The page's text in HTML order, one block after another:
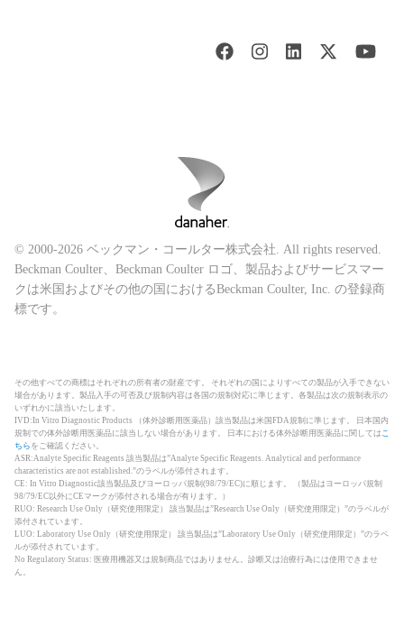
© 2000-2026 ベックマン・コールター株式会社. All rights reserved.
Beckman Coulter、Beckman Coulter ロゴ、製品およびサービスマー
クは米国およびその他の国におけるBeckman Coulter, Inc. の登録商
標です。
その他すべての商標はそれぞれの所有者の財産です。 それぞれの国によりすべての製品が入手できない
場合があります。製品入手の可否及び規制内容は各国の規制対応に準じます。各製品は次の規制表示の
いずれかに該当いたします。
IVD:In Vitro Diagnostic Products （体外診断用医薬品）該当製品は米国FDA規制に準じます。 日本国内
規制での体外診断用医薬品に該当しない場合があります。 日本における体外診断用医薬品に関しては こ
ちら をご確認ください。
ASR:Analyte Specific Reagents 該当製品は”Analyte Specific Reagents. Analytical and performance
characteristics are not established.”のラベルが添付されます。
CE: In Vitro Diagnostic該当製品及びヨーロッパ規制(98/79/EC)に順じます。 （製品はヨーロッパ規制
98/79/EC以外にCEマークが添付される場合が有ります。）
RUO: Research Use Only（研究使用限定） 該当製品は”Research Use Only（研究使用限定）”のラベルが
添付されています。
LUO: Laboratory Use Only（研究使用限定） 該当製品は”Laboratory Use Only（研究使用限定）”のラベ
ルが添付されています。
No Regulatory Status: 医療用機器又は規制商品ではありません。診断又は治療行為には使用できませ
ん。